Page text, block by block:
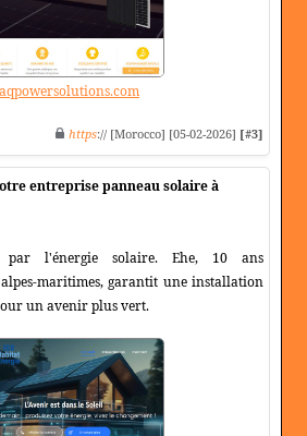
https:// [Morocco] [05-02-2026] [#3]
entreprise panneau solaire à
par l'énergie solaire. Ehe, 10 ans
maritimes, garantit une installation
un avenir plus vert.